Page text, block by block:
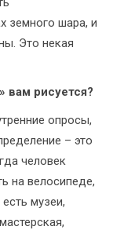
земного шара, и
Это некая
вам рисуется?
опросы,
– это
человек
на велосипеде,
музеи,